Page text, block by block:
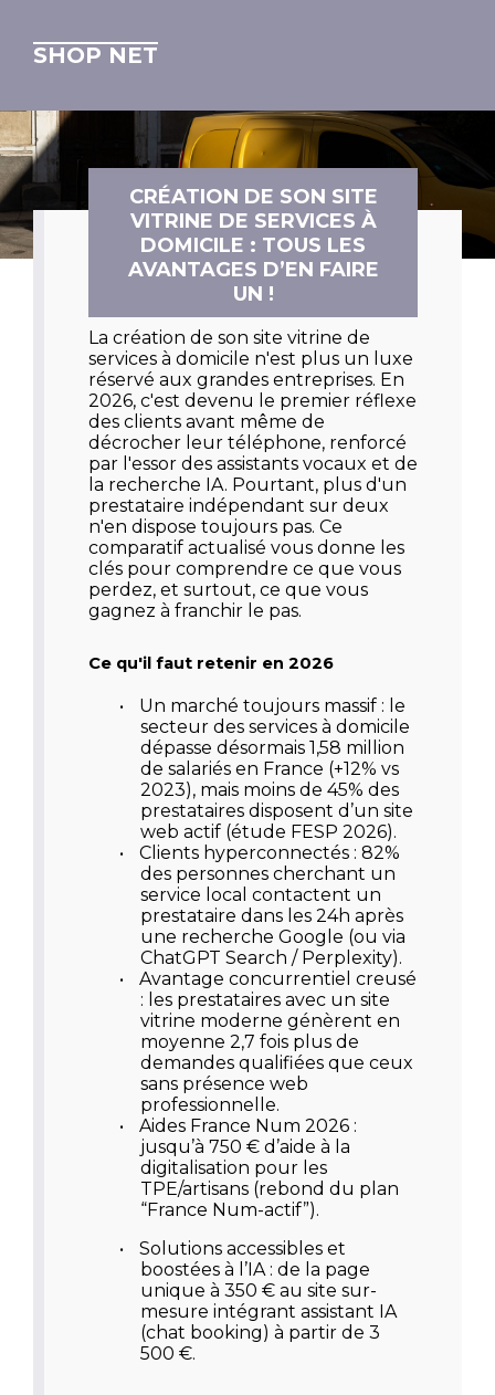
SHOP NET
CRÉATION DE SON SITE
VITRINE DE SERVICES À
DOMICILE : TOUS LES
AVANTAGES D’EN FAIRE
UN !
La création de son site vitrine de
services à domicile n'est plus un luxe
réservé aux grandes entreprises. En
2026, c'est devenu le premier réflexe
des clients avant même de
décrocher leur téléphone, renforcé
par l'essor des assistants vocaux et de
la recherche IA. Pourtant, plus d'un
prestataire indépendant sur deux
n'en dispose toujours pas. Ce
comparatif actualisé vous donne les
clés pour comprendre ce que vous
perdez, et surtout, ce que vous
gagnez à franchir le pas.
Ce qu'il faut retenir en 2026
• Un marché toujours massif : le
secteur des services à domicile
dépasse désormais 1,58 million
de salariés en France (+12% vs
2023), mais moins de 45% des
prestataires disposent d’un site
web actif (étude FESP 2026).
•
Clients hyperconnectés : 82%
des personnes cherchant un
service local contactent un
prestataire dans les 24h après
une recherche Google (ou via
ChatGPT Search / Perplexity).
•
Avantage concurrentiel creusé
: les prestataires avec un site
vitrine moderne génèrent en
moyenne 2,7 fois plus de
demandes qualifiées que ceux
sans présence web
professionnelle.
•
Aides France Num 2026 :
jusqu’à 750 € d’aide à la
digitalisation pour les
TPE/artisans (rebond du plan
“France Num-actif”).
•
Solutions accessibles et
boostées à l’IA: de la page
unique à 350 € au site sur-
mesure intégrant assistant IA
(chat booking) à partir de 3
500 €.